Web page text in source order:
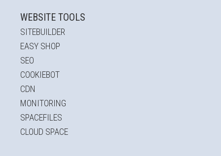
WEBSITE TOOLS
SITEBUILDER
EASY SHOP
SEO
COOKIEBOT
CDN
MONITORING
SPACEFILES
CLOUD SPACE